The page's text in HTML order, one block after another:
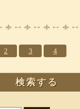
2 3 4
検索する